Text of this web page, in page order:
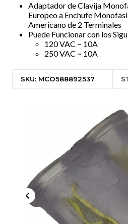
Adaptador de Clavija
Europeo a Enchufe
Americano de 2 Terminales
Puede Funcionar con los
120 VAC ~ 10A
250 VAC ~ 10A
SKU: MCO588892537